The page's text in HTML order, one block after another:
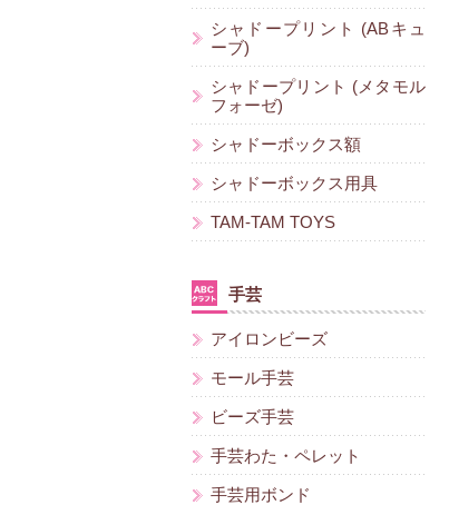
シャドープリント (ABキュ
ーブ)
シャドープリント (メタモル
フォーゼ)
シャドーボックス額
シャドーボックス用具
TAM-TAM TOYS
手芸
アイロンビーズ
モール手芸
ビーズ手芸
手芸わた・ペレット
手芸用ボンド